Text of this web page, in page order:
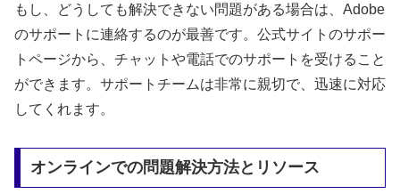
もし、どうしても解決できない問題がある場合は、Adobe
のサポートに連絡するのが最善です。公式サイトのサポー
トページから、チャットや電話でのサポートを受けること
ができます。サポートチームは非常に親切で、迅速に対応
してくれます。
オンラインでの問題解決方法とリソース